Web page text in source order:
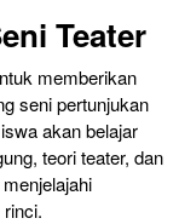
Teater
memberikan
seni pertunjukan
akan belajar
teori teater, dan